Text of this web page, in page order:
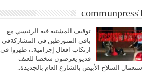
توقيف المشتبه فيه الرئيسي مع
باقي المتورطين في المشاركةفي
ارتكاب افعال إجرامية..، ظهروا في
فديو يعرضون شخصا للعنف
السلاح الأبيض بالشارع العام بالجديدة..